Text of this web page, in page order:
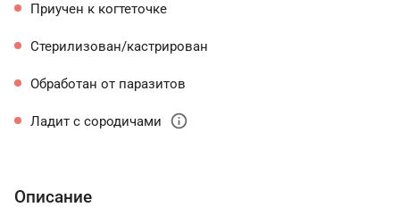
Приучен к когтеточке
Стерилизован/кастрирован
Обработан от паразитов
Ладит с сородичами info
Описание